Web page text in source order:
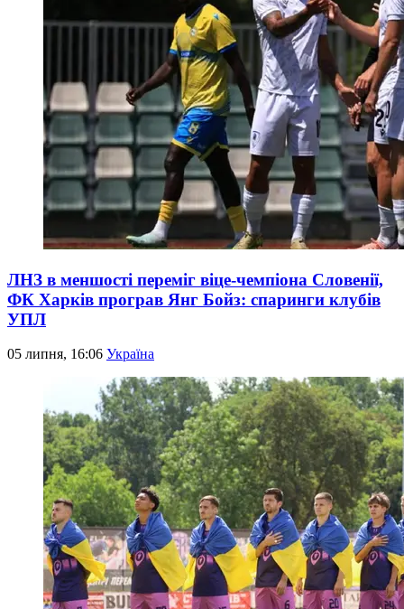
ЛНЗ в меншості переміг віце-чемпіона Словенії,
ФК Харків програв Янг Бойз: спаринги клубів
УПЛ
05 липня, 16:06 Україна